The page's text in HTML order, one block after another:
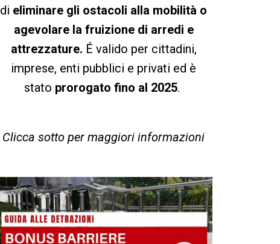
di eliminare gli ostacoli alla mobilità o
agevolare la fruizione di arredi e
attrezzature. É valido per cittadini,
imprese, enti pubblici e privati ed è
stato prorogato fino al 2025.
Clicca sotto per maggiori informazioni